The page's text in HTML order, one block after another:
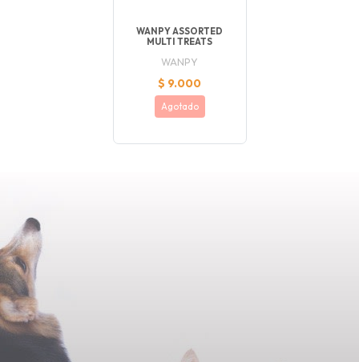
WANPY ASSORTED
MULTI TREATS
WANPY
$ 9.000
Agotado